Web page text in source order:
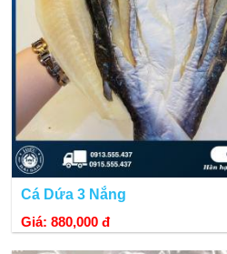
sạch, đóng gói
Sản cung cấp cá lưỡi trâu một
trâu chiên giòn, cá lưỡi trâu nướng
Cá Dứa 3 Nắng
Giá: 880,000 đ